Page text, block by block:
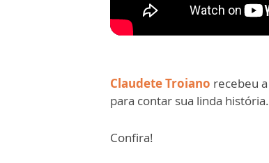
Claudete Troiano recebeu a
para contar sua linda história.
Confira!